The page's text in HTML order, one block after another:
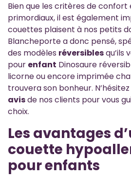
Bien que les critères de
primordiaux, il est également
couettes plaisent à nos petits
Blancheporte a donc pensé,
des modèles réversiblesqu’ils
pour enfant Dinosaure
licorne ou encore imprimée
trouvera son bonheur.
avisde nos clients pour vous
choix.
Les avantages
couette
pour enfants